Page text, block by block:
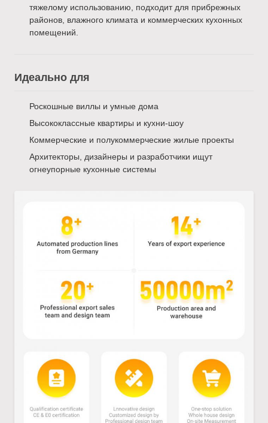
тяжелому использованию, подходит для прибрежных
районов, влажного климата и коммерческих кухонных
помещений.
Идеально для
Роскошные виллы и умные дома
Высококлассные квартиры и кухни-шоу
Коммерческие и полукоммерческие жилые проекты
Архитекторы, дизайнеры и разработчики ищут
огнеупорные кухонные системы